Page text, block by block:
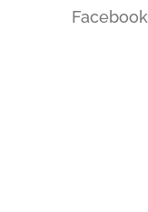
Facebook